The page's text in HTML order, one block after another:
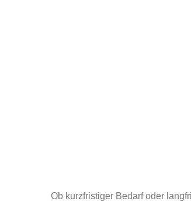
Ob kurzfristiger Bedarf oder